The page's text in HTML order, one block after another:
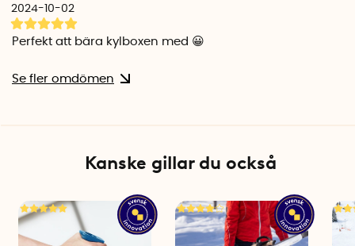
2024-10-02
Perfekt att bära kylboxen med 😀
Se fler omdömen
Kanske gillar du också